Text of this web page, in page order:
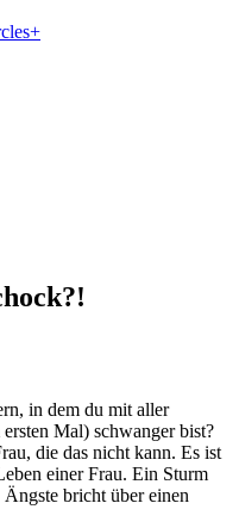
in dem du mit aller
Mal) schwanger bist?
die das nicht kann. Es ist
einer Frau. Ein Sturm
bricht über einen